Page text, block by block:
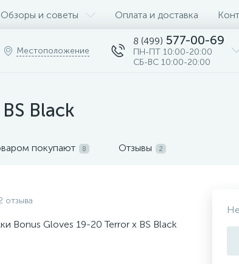
Обзоры и советы Оплата и доставка
Местоположение
8 (499) 577-00-69
ПН-ПТ 10:00-20:00
СБ-ВС 10:00-20:00
Black
покупают 8 Отзывы 2
отзыва
Bonus Gloves 19-20 Terror x BS Black